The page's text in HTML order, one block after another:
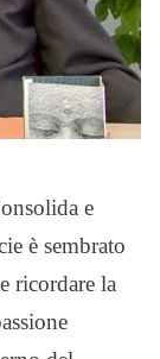
e
è sembrato
ricordare la